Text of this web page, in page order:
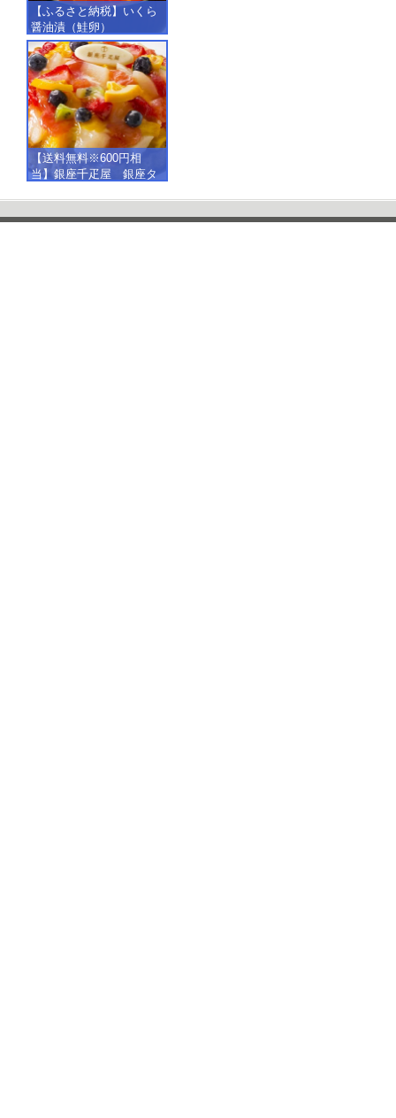
【ふるさと納税】いくら
醤油漬（鮭卵）
【500g（250g×2）】
【送料無料※600円相
当】銀座千疋屋 銀座タ
【SALE】【楽ギフ_包
装】【楽ギフ_のし】【楽